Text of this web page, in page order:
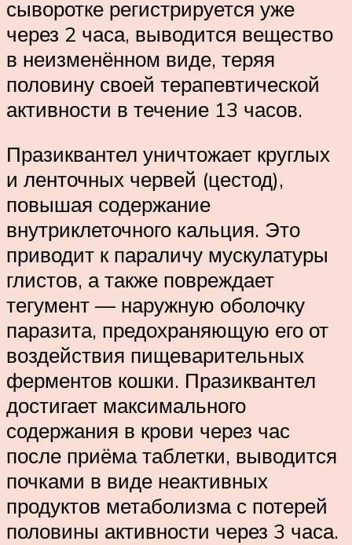
сыворотке регистрируется уже
через 2 часа, выводится вещество
в неизменённом виде, теряя
половину своей терапевтической
активности в течение 13 часов.
Празиквантел уничтожает круглых
и ленточных червей (цестод),
повышая содержание
внутриклеточного кальция. Это
приводит к параличу мускулатуры
глистов, а также повреждает
тегумент — наружную оболочку
паразита, предохраняющую его от
воздействия пищеварительных
ферментов кошки. Празиквантел
достигает максимального
содержания в крови через час
после приёма таблетки, выводится
почками в виде неактивных
продуктов метаболизма с потерей
половины активности через 3 часа.